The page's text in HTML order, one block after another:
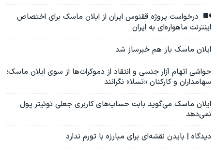
درخواست پروژه ققنوس ایران از ایلان ماسک برای اختصاص
اینترنت ماهواره‌ای به ایران
ایلان ماسک باز هم خبرساز شد
حواشی اتهام آزار جنسی و انتقاد از دموکرات‌ها از سوی ایلان ماسک؛
سهامداران و کارکنان «تسلا» نگرانند
ایلان ماسک می‌گوید بابت حساب‌های کاربری جعلی توئیتر پول
نمی‌دهد
دیدگاه | بایدن نقشه‌ای برای مبارزه با تورم ندارد